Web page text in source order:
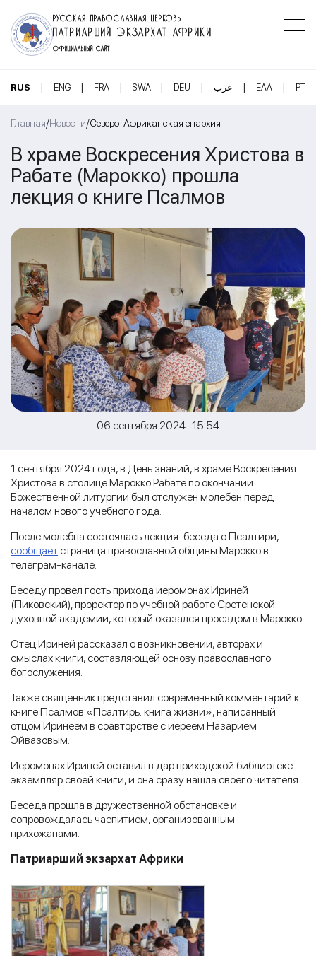
РУССКАЯ ПРАВОСЛАВНАЯ ЦЕРКОВЬ
ПАТРИАРШИЙ ЭКЗАРХАТ АФРИКИ
ОФИЦИАЛЬНЫЙ САЙТ
RUS | ENG | FRA | SWA | DEU | عرب | ΕΛΛ | PT
Главная/Новости/Северо-Африканская епархия
В храме Воскресения Христова в
Рабате (Марокко) прошла
лекция о книге Псалмов
06 сентября 2024 15:54
1 сентября 2024 года, в День знаний, в храме Воскресения
Христова в столице Марокко Рабате по окончании
Божественной литургии был отслужен молебен перед
началом нового учебного года.
После молебна состоялась лекция-беседа о Псалтири,
сообщает страница православной общины Марокко в
телеграм-канале.
Беседу провел гость прихода иеромонах Ириней
(Пиковский), проректор по учебной работе Сретенской
духовной академии, который оказался проездом в Марокко.
Отец Ириней рассказал о возникновении, авторах и
смыслах книги, составляющей основу православного
богослужения.
Также священник представил современный комментарий к
книге Псалмов «Псалтирь: книга жизни», написанный
отцом Иринеем в соавторстве с иереем Назарием
Эйвазовым.
Иеромонах Ириней оставил в дар приходской библиотеке
экземпляр своей книги, и она сразу нашла своего читателя.
Беседа прошла в дружественной обстановке и
сопровождалась чаепитием, организованным
прихожанами.
Патриарший экзархат Африки